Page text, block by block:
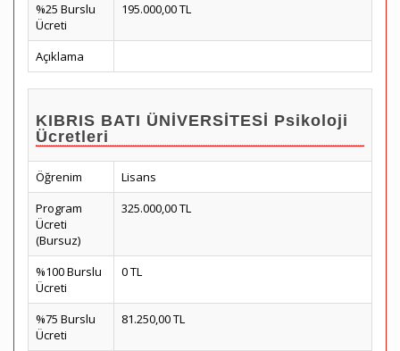
%25 Burslu
Ücreti
195.000,00 TL
Açıklama
KIBRIS BATI ÜNİVERSİTESİ Psikoloji
Ücretleri
Öğrenim
Lisans
Program
Ücreti
(Bursuz)
325.000,00 TL
%100 Burslu
Ücreti
0 TL
%75 Burslu
Ücreti
81.250,00 TL